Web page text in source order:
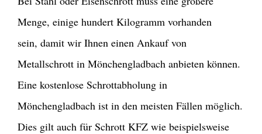
Menge, einige hundert Kilogramm vorhanden
sein, damit wir Ihnen einen Ankauf von
Metallschrott in Mönchengladbach anbieten können.
Eine kostenlose Schrottabholung in
Mönchengladbach ist in den meisten Fällen möglich.
Dies gilt auch für Schrott KFZ wie beispielsweise